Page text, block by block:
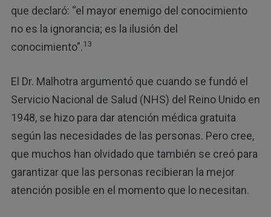
que declaró: “el mayor enemigo del conocimiento
no es la ignorancia; es la ilusión del
conocimiento".13
El Dr. Malhotra argumentó que cuando se fundó el
Servicio Nacional de Salud (NHS) del Reino Unido en
1948, se hizo para dar atención médica gratuita
según las necesidades de las personas. Pero cree,
que muchos han olvidado que también se creó para
garantizar que las personas recibieran la mejor
atención posible en el momento que lo necesitan.